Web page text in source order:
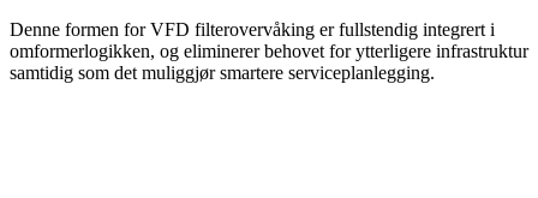
Denne formen for VFD filterovervåking er fullstendig integrert i
omformerlogikken, og eliminerer behovet for ytterligere infrastruktur
samtidig som det muliggjør smartere serviceplanlegging.